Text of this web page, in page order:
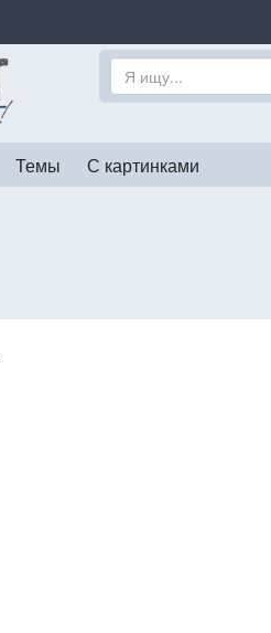
Темы С картинками